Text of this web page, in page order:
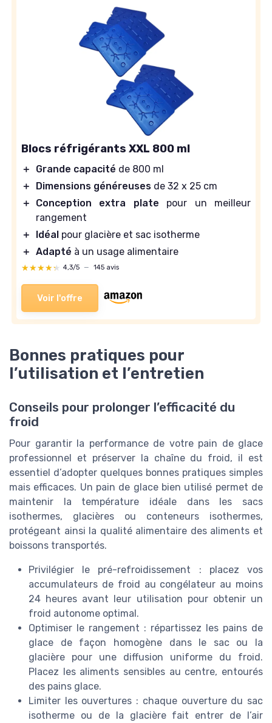
Blocs réfrigérants XXL 800 ml
＋ Grande capacité de 800 ml
＋
Dimensions généreuses de 32 x 25 cm
＋
Conception extra plate pour un meilleur
rangement
＋
Idéal pour glacière et sac isotherme
＋ Adapté à un usage alimentaire
★★★★★
★★★★★ 4,3/5 — 145 avis
Voir l'offre
Bonnes pratiques pour
l’utilisation et l’entretien
Conseils pour prolonger l’efficacité du
froid
Pour garantir la performance de votre pain de glace
professionnel et préserver la chaîne du froid, il est
essentiel d’adopter quelques bonnes pratiques simples
mais efficaces. Un pain de glace bien utilisé permet de
maintenir la température idéale dans les sacs
isothermes, glacières ou conteneurs isothermes,
protégeant ainsi la qualité alimentaire des aliments et
boissons transportés.
Privilégier le pré-refroidissement : placez vos
accumulateurs de froid au congélateur au moins
24 heures avant leur utilisation pour obtenir un
froid autonome optimal.
Optimiser le rangement : répartissez les pains de
glace de façon homogène dans le sac ou la
glacière pour une diffusion uniforme du froid.
Placez les aliments sensibles au centre, entourés
des pains glace.
Limiter les ouvertures : chaque ouverture du sac
isotherme ou de la glacière fait entrer de l’air